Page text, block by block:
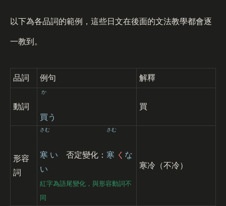
以下為各品詞的範例，這些日文在後面的文法教學都會逐
一教到。
品詞 例句 解釋
動詞
買
か
う
買
形容
詞
寒
さむ
い 否定變化： 寒
さむ
く な
い
紅字為語尾變化，與形容動詞不
同
寒冷（不冷）